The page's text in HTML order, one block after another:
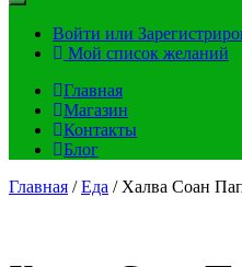
Войти или
Мой список желаний
Главная
Магазин
Контакты
Блог
Главная /Еда / Халва Соан